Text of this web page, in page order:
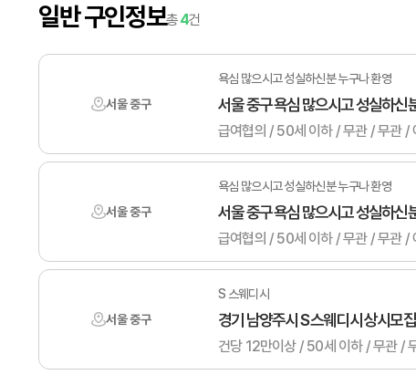
일반 구인정보총4건
서울 중구
욕심 많으시고 성실하신분 누구나 환영
서울 중구 욕심 많으시고 성실하신
서울 중구
욕심 많으시고 성실하신분 누구나 환영
서울 중구 욕심 많으시고 성실하신
서울 중구
S 스웨디시
경기 남양주시 S 스웨디시 상시모
건당 12만이상 / 50세 이하 / 무관 /